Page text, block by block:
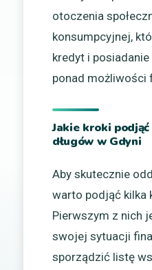
otoczenia
konsumpcyjnej,
kredyt i
ponad możliwości
Jakie kroki
długów w Gdyni
Aby skutecznie
warto podjąć kilka
Pierwszym z nich
swojej sytuacji
sporządzić listę